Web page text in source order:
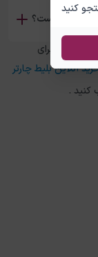
کنید
، در چارتر 118 برای
آنلاین بلیط چارتر
کنید .